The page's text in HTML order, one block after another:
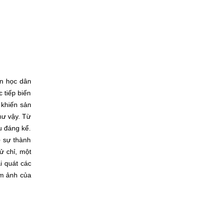
học dân
tiếp biến
sản
vậy. Từ
đáng kể.
sự thành
chỉ, một
quát các
ảnh của